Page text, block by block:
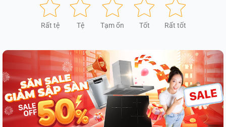
Rất tệ Tệ Tạm ổn Tốt Rất tốt